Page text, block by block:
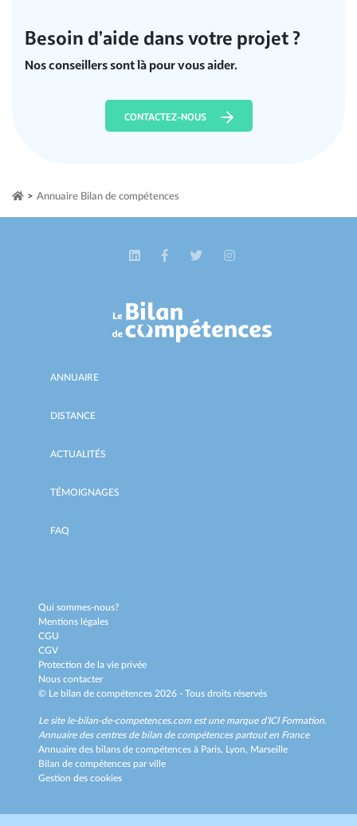
Besoin d’aide dans votre projet ?
Nos conseillers sont là pour vous aider.
CONTACTEZ-NOUS
> Annuaire Bilan de compétences
ANNUAIRE
DISTANCE
ACTUALITÉS
TÉMOIGNAGES
FAQ
Qui sommes-nous?
Mentions légales
CGU
CGV
Protection de la vie privée
Nous contacter
© Le bilan de compétences 2026 - Tous droits réservés
Le site le-bilan-de-competences.com est une marque d'ICI Formation.
Annuaire des centres de bilan de compétences partout en France
Annuaire des bilans de compétences à Paris, Lyon, Marseille
Bilan de compétences par ville
Gestion des cookies